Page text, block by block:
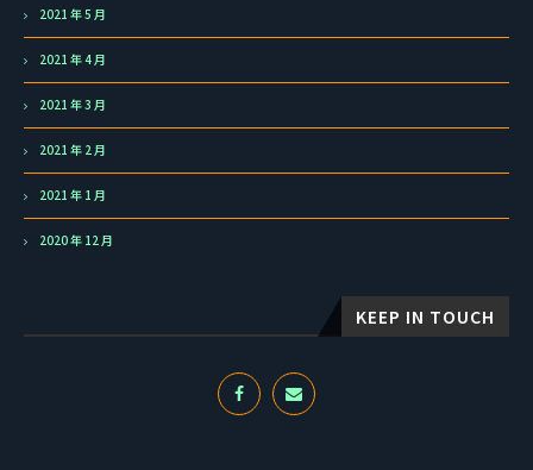
2021 年 5 月
2021 年 4 月
2021 年 3 月
2021 年 2 月
2021 年 1 月
2020 年 12 月
KEEP IN TOUCH